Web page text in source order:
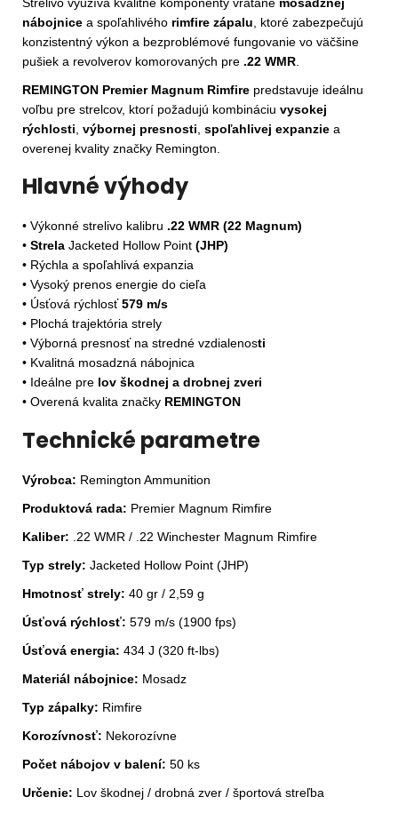
nábojnice a spoľahlivého rimfire zápalu , ktoré zabezpečujú
konzistentný výkon a bezproblémové fungovanie vo väčšine
pušiek a revolverov komorovaných pre .22 WMR
REMINGTON Premier Magnum Rimfire predstavuje ideálnu
voľbu pre strelcov, ktorí požadujú kombináciu vysokej
rýchlosti výbornej presnosti spoľahlivej expanzie a
overenej kvality značky Remington.
Hlavné výhody
• Výkonné strelivo kalibru .22 WMR (22 Magnum)
• Strela Jacketed Hollow Point (JHP)
• Rýchla a spoľahlivá expanzia
• Vysoký prenos energie do cieľa
• Úsťová rýchlosť579 m/s
• Plochá trajektória strely
• Výborná presnosť na stredné vzdialenosti
• Kvalitná mosadzná nábojnica
• Ideálne pre lov škodnej a drobnej zveri
• Overená kvalita značky REMINGTON
Technické parametre
Výrobca: Remington Ammunition
Produktová rada: Premier Magnum Rimfire
Kaliber: .22 WMR / .22 Winchester Magnum Rimfire
Typ strely: Jacketed Hollow Point (JHP)
Hmotnosť strely: 40 gr / 2,59 g
Úsťová rýchlosť: 579 m/s (1900 fps)
Úsťová energia: 434 J (320 ft-lbs)
Materiál nábojnice: Mosadz
Typ zápalky: Rimfire
Korozívnosť: Nekorozívne
Počet nábojov v balení: 50 ks
Určenie: Lov škodnej / drobná zver / športová streľba